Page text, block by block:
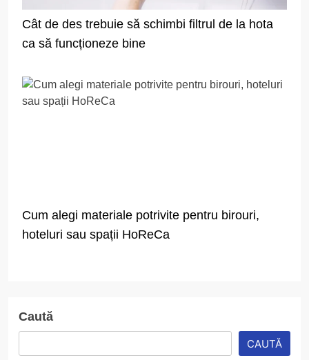
Cât de des trebuie să schimbi filtrul de la hota
ca să funcționeze bine
Cum alegi materiale potrivite pentru birouri,
hoteluri sau spații HoReCa
Caută
CAUTĂ